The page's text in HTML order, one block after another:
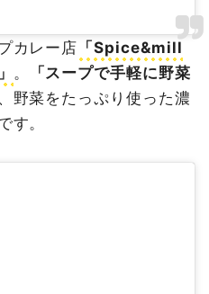
カレー店 「Spice&mill
。
「スープで手軽に野菜
野菜をたっぷり使った濃
す。